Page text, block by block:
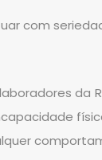
com
da